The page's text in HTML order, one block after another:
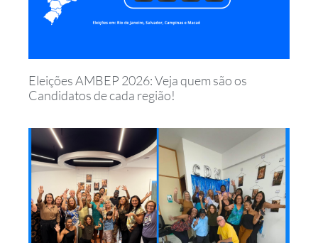
Eleições AMBEP 2026: Veja quem são os
Candidatos de cada região!